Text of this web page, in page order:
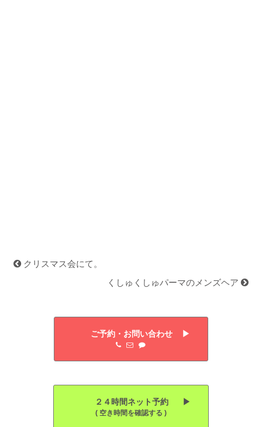
クリスマス会にて。
くしゅくしゅパーマのメンズヘア
ご予約・お問い合わせ ▶︎
２４時間ネット予約 ▶︎
( 空き時間を確認する )